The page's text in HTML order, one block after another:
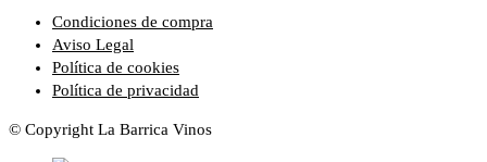
Condiciones de compra
Aviso Legal
Política de cookies
Política de privacidad
© Copyright La Barrica Vinos